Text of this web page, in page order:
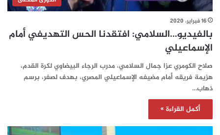
16 فبراير، 2020
بالفيديو…السلامي: افتقدنا الحس التهديفي أمام
الإسماعيلي
صلاح الكومري عزا جمال السلامي، مدرب الرجاء البيضاوي لكرة القدم،
هزيمة فريقه أمام مضيفه الإسماعيلي المصري، بهدف لصفر، برسم
ذهاب…
أكمل القراءة »